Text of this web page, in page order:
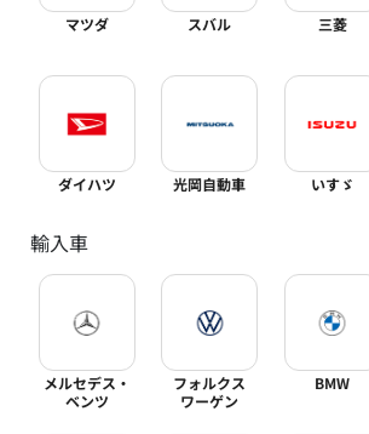
マツダ スバル 三菱
ダイハツ 光岡自動車 いすゞ
輸入車
メルセデス・
ベンツ
フォルクス
ワーゲン
BMW